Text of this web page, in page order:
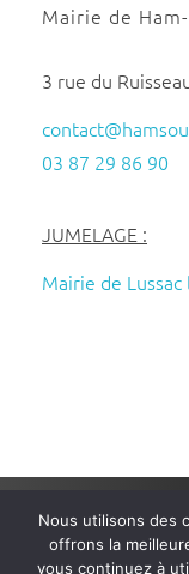
Mairie de
3 rue du
03 87 29 86 90
JUMELAGE :
Mairie de Lussac
Mairie de Ham-
parWembi
Nous utilisons des
offrons la
vous continuez à